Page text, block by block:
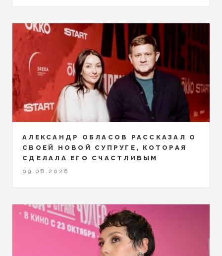
АЛЕКСАНДР ОБЛАСОВ РАССКАЗАЛ О
СВОЕЙ НОВОЙ СУПРУГЕ, КОТОРАЯ
СДЕЛАЛА ЕГО СЧАСТЛИВЫМ
09.08.2026